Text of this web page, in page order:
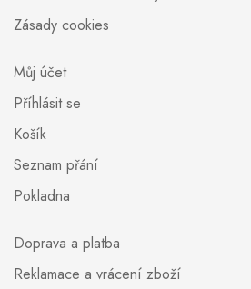
Zásady cookies
Můj účet
Příhlásit se
Košík
Seznam přání
Pokladna
Doprava a platba
Reklamace a vrácení zboží